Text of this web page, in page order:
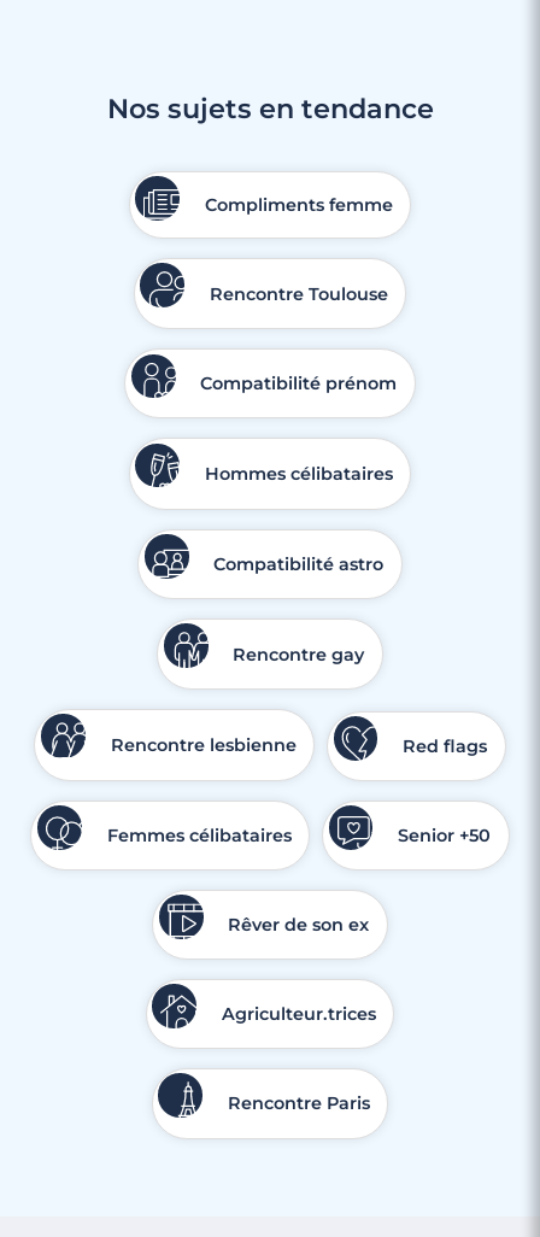
Nos sujets en tendance
Compliments femme
Rencontre Toulouse
Compatibilité prénom
Hommes célibataires
Compatibilité astro
Rencontre gay
Rencontre lesbienne Red flags
Femmes célibataires Senior +50
Rêver de son ex
Agriculteur.trices
Rencontre Paris